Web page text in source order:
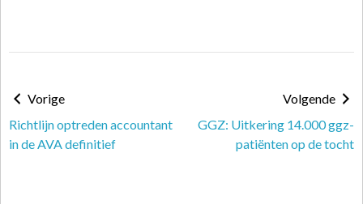
Vorige
Richtlijn optreden accountant
in de AVA definitief
Volgende
GGZ: Uitkering 14.000 ggz-
patiënten op de tocht